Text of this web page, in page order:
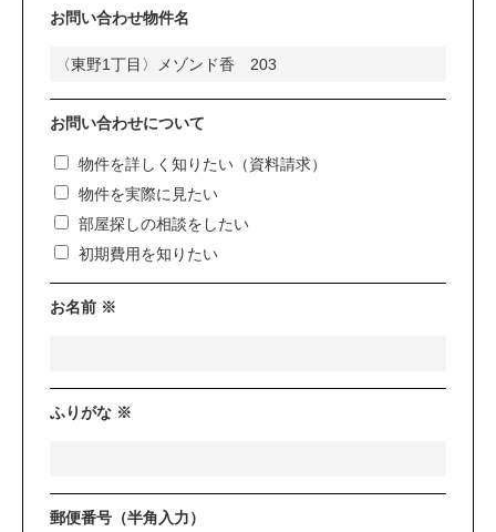
お問い合わせ物件名
お問い合わせについて
物件を詳しく知りたい（資料請求）
物件を実際に見たい
部屋探しの相談をしたい
初期費用を知りたい
お名前 ※
ふりがな ※
郵便番号（半角入力）